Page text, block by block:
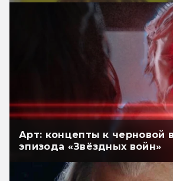
Арт: концепты к черновой
эпизода «Звёздных войн»